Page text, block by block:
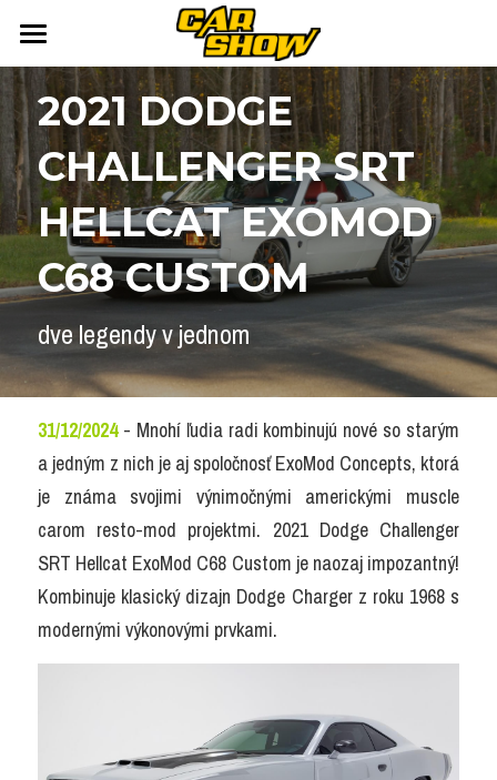
DOMOV
AUTONEWS
AUKCIE
ARCHÍV
NEWSLETTER
KONTAKT
ŠPORT
ČLÁNKY
KALENDÁR
Přihlášení/Registrace účtu
Vyhledávání
2021 DODGE
CHALLENGER SRT
HELLCAT EXOMOD
C68 CUSTOM
dve legendy v jednom
31/12/2024 - Mnohí ľudia radi kombinujú nové so starým
a jedným z nich je aj spoločnosť ExoMod Concepts, ktorá
je známa svojimi výnimočnými americkými muscle
carom resto-mod projektmi. 2021 Dodge Challenger
SRT Hellcat ExoMod C68 Custom je naozaj impozantný!
Kombinuje klasický dizajn Dodge Charger z roku 1968 s
modernými výkonovými prvkami.